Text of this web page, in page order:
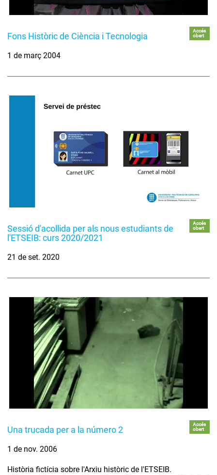
Fons Històric de Ciència i Tecnologia
Accés
obert
1 de març 2004
Sessió d'acollida per als nous estudiants de
l'ETSEIB: curs 2020/2021
Accés
obert
21 de set. 2020
Una trucada per a la número 2
Accés
obert
1 de nov. 2006
Història fictícia sobre l'Arxiu històric de l'ETSEIB.